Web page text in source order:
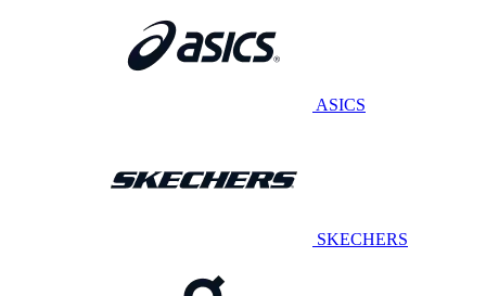
ASICS
SKECHERS